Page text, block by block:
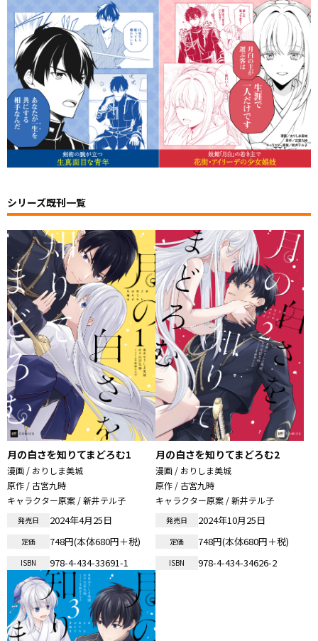
シリーズ既刊一覧
月の白さを知りてまどろむ1
漫画 / おりしま美城
原作 / 古宮九時
キャラクター原案 / 新井テル子
発売日 2024年4月25日
定価 748円(本体680円＋税)
ISBN 978-4-434-33691-1
月の白さを知りてまどろむ2
漫画 / おりしま美城
原作 / 古宮九時
キャラクター原案 / 新井テル子
発売日 2024年10月25日
定価 748円(本体680円＋税)
ISBN 978-4-434-34626-2